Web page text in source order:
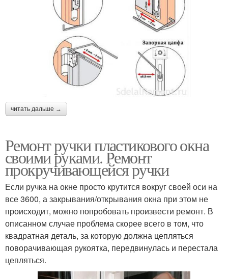
читать дальше →
Ремонт ручки пластикового окна
своими руками. Ремонт
прокручивающейся ручки
Если ручка на окне просто крутится вокруг своей оси на
все 3600, а закрывания/открывания окна при этом не
происходит, можно попробовать произвести ремонт. В
описанном случае проблема скорее всего в том, что
квадратная деталь, за которую должна цепляться
поворачивающая рукоятка, передвинулась и перестала
цепляться.